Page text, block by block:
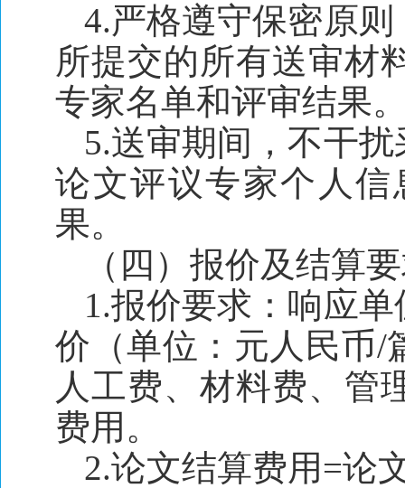
4.严格遵守保密原
所提交的所有送审材
专家名单和评审结果
5.送审期间，不干
论文评议专家个人
果。
（四）报价及结算
1.报价要求：响应
价（单位：元人民币/
人工费、材料费、管
费用。
2.论文结算费用=论